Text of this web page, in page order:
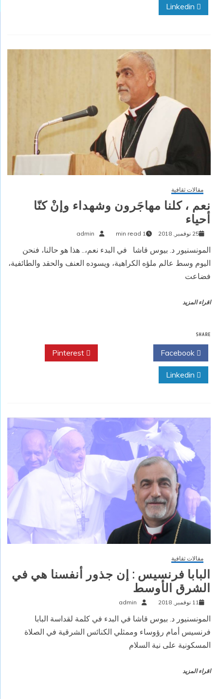
مقالات ثقافية
نعم ، كلنا مهاجَرون وشهداء وإنْ كنّا
أحياء
25 نوفمبر, 2018 1 min read
admin
المونسنيور د. بيوس قاشا في البدء نعم،.. هذا هو حالنا، فنحن
اليوم وسط عالم ملؤه الكراهية، ويسوده العنف والحقد والطائفية،
فضاعت
اقراء المزيد
SHARE
مقالات ثقافية
البابا فرنسيس : إن جذور أنفسنا هي في
الشرق الأوسط
11 نوفمبر, 2018 admin
المونسنيور د. بيوس قاشا في البدء في كلمة لقداسة البابا
فرنسيس أمام رؤوساء وممثلي الكنائس الشرقية في الصلاة
المسكونية على نية السلام
اقراء المزيد